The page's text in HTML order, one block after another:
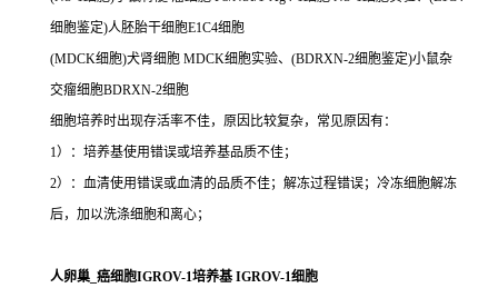
细胞鉴定)人胚胎干细胞E1C4细胞
(MDCK细胞)犬肾细胞 MDCK细胞实验、(BDRXN-2细胞鉴定)小鼠杂
交瘤细胞BDRXN-2细胞
细胞培养时出现存活率不佳，原因比较复杂，常见原因有：
1）：培养基使用错误或培养基品质不佳；
2）：血清使用错误或血清的品质不佳；解冻过程错误；冷冻细胞解冻
后，加以洗涤细胞和离心；
人卵巢_癌细胞IGROV-1培养基 IGROV-1细胞